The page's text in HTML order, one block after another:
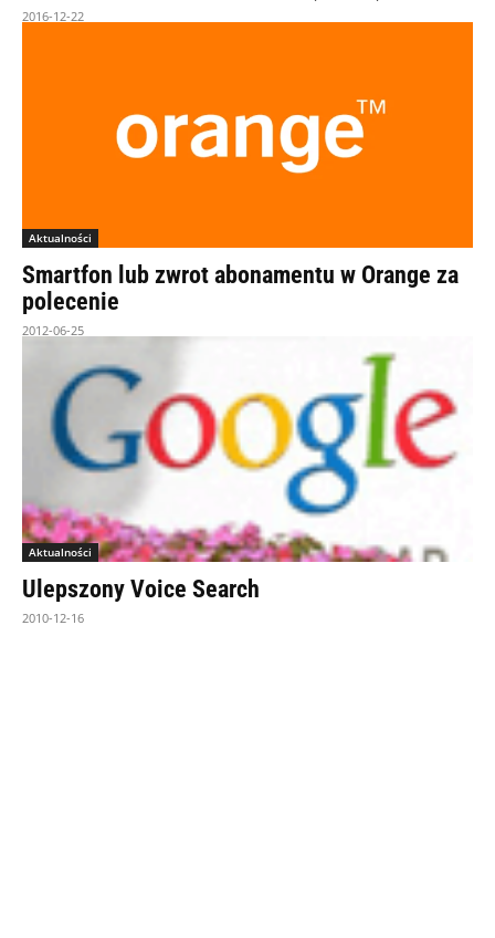
2016-12-22
Aktualności
Smartfon lub zwrot abonamentu w Orange za
polecenie
2012-06-25
Aktualności
Ulepszony Voice Search
2010-12-16